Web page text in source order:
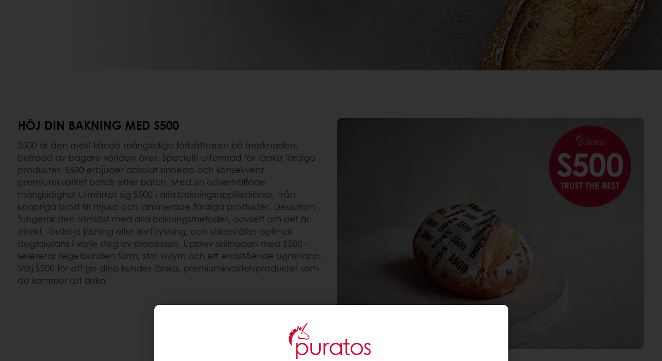
HÖJ DIN BAKNING MED S500
S500 är den mest kända mångsidiga förbättraren på marknaden,
betrodd av bagare världen över. Speciellt utformad för färska färdiga
produkter. S500 erbjuder absolut sinnesro och konsekvent
premiumkvalitet batch efter batch. Med sin oöverträffade
mångsidighet utmärker sig S500 i alla bakningsapplikationer, från
knapriga bröd till mjuka och laminerade färdiga produkter. Dessutom
fungerar den sömlöst med alla bakningsmetoder, oavsett om det är
direkt, fördröjd jäsning eller kortfrysning, och säkerställer optimal
degtolerans i varje steg av processen. Upplev skillnaden med S500 -
levererar regelbunden form, stor volym och ett enastående ugnshopp.
Välj S500 för att ge dina kunder färska, premiumkvalitetsprodukter som
de kommer att älska.